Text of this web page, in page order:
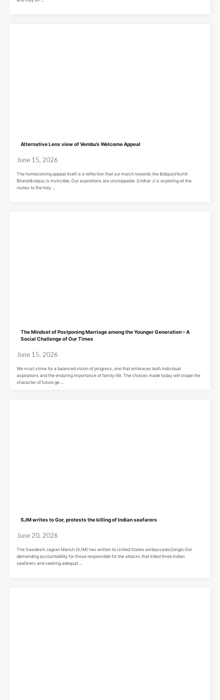
Alternative Lens view of Vembu’s Welcome Appeal
June 15, 2026
The homecoming appeal itself is a reflection that our march towards the &ldquo;Vikshit
Bharat&rdquo; is invincible. Our aspirations are unstoppable. Sridhar Ji is exploring all the
routes to the holy ...
The Mindset of Postponing Marriage among the Younger Generation – A
Social Challenge of Our Times
June 15, 2026
We must strive for a balanced vision of progress, one that embraces both individual
aspirations and the enduring importance of family life. The choices made today will shape the
character of future ge ...
SJM writes to Gor, protests the killing of Indian seafarers
June 20, 2026
The Swadeshi Jagran Manch (SJM) has written to United States ambassador,Sergio Gor
demanding accountability for those responsible for the attacks that killed three Indian
seafarers and seeking adequat ...